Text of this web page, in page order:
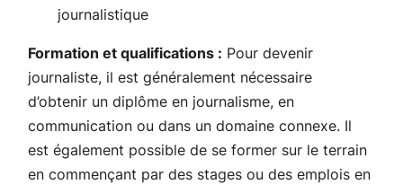
journalistique
Formation et qualifications : Pour devenir
journaliste, il est généralement nécessaire
d’obtenir un diplôme en journalisme, en
communication ou dans un domaine connexe. Il
est également possible de se former sur le terrain
en commençant par des stages ou des emplois en